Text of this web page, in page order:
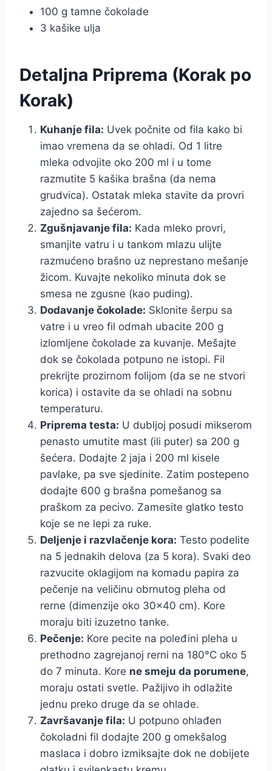
100 g tamne čokolade
3 kašike ulja
Detaljna Priprema (Korak po
Korak)
Kuhanje fila: Uvek počnite od fila kako bi
imao vremena da se ohladi. Od 1 litre
mleka odvojite oko 200 ml i u tome
razmutite 5 kašika brašna (da nema
grudvica). Ostatak mleka stavite da provri
zajedno sa šećerom.
Zgušnjavanje fila: Kada mleko provri,
smanjite vatru i u tankom mlazu ulijte
razmućeno brašno uz neprestano mešanje
žicom. Kuvajte nekoliko minuta dok se
smesa ne zgusne (kao puding).
Dodavanje čokolade: Sklonite šerpu sa
vatre i u vreo fil odmah ubacite 200 g
izlomljene čokolade za kuvanje. Mešajte
dok se čokolada potpuno ne istopi. Fil
prekrijte prozirnom folijom (da se ne stvori
korica) i ostavite da se ohladi na sobnu
temperaturu.
Priprema testa: U dubljoj posudi mikserom
penasto umutite mast (ili puter) sa 200 g
šećera. Dodajte 2 jaja i 200 ml kisele
pavlake, pa sve sjedinite. Zatim postepeno
dodajte 600 g brašna pomešanog sa
praškom za pecivo. Zamesite glatko testo
koje se ne lepi za ruke.
Deljenje i razvlačenje kora: Testo podelite
na 5 jednakih delova (za 5 kora). Svaki deo
razvucite oklagijom na komadu papira za
pečenje na veličinu obrnutog pleha od
rerne (dimenzije oko 30×40 cm). Kore
moraju biti izuzetno tanke.
Pečenje: Kore pecite na poleđini pleha u
prethodno zagrejanoj rerni na 180°C oko 5
do 7 minuta. Kore ne smeju da porumene,
moraju ostati svetle. Pažljivo ih odlažite
jednu preko druge da se ohlade.
Završavanje fila: U potpuno ohlađen
čokoladni fil dodajte 200 g omekšalog
maslaca i dobro izmiksajte dok ne dobijete